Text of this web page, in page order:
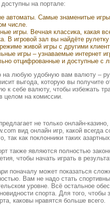
на портале:
автоматы. Самые знаменитые
числе.
игры. Вечная классика, какая
В игровой зал вы найдёте
живой игры с другими
игры – узнаваемые интернет
отцифрованные и доступные с
на любую удобную вам валюту –
выгода, которую вы получите
к себе валюту, чтобы избежать
целом на комиссии.
не только онлайн-
вид онлайн игр, какой
так как поклонники таких
также являются полностью
чтобы начать играть в
поначалу может показаться
Вам не надо стать
уровне. Всё остальное
спорта. Для того, чтобы
каковы нравятся больше всего.